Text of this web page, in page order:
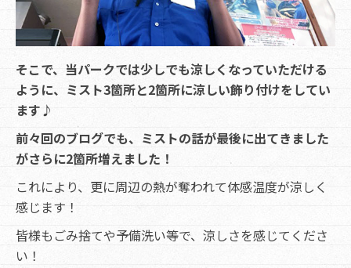
そこで、当パークでは少しでも涼しくなっていただける
ように、ミスト3箇所と2箇所に涼しい飾り付けをしてい
ます♪
前々回のブログでも、ミストの話が最後に出てきました
がさらに2箇所増えました！
これにより、更に周辺の熱が奪われて体感温度が涼しく
感じます！
皆様もごみ捨てや予備洗い等で、涼しさを感じてくださ
い！